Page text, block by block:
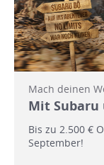
Mach deinen
Mit Subaru
Bis zu 2.500 €
September!